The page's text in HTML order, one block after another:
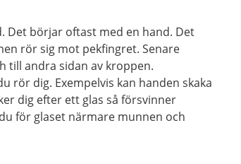
Det börjar oftast med en hand. Det
rör sig mot pekfingret. Senare
till andra sidan av kroppen.
rör dig. Exempelvis kan handen skaka
dig efter ett glas så försvinner
för glaset närmare munnen och